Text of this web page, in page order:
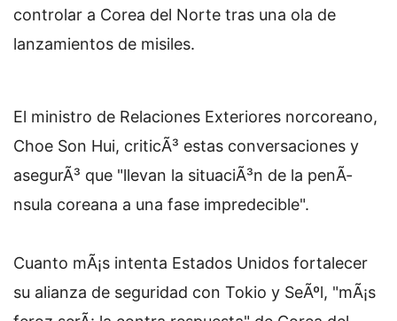
controlar a Corea del Norte tras una ola de
lanzamientos de misiles.
El ministro de Relaciones Exteriores norcoreano,
Choe Son Hui, criticÃ³ estas conversaciones y
asegurÃ³ que "llevan la situaciÃ³n de la penÃ­
nsula coreana a una fase impredecible".
Cuanto mÃ¡s intenta Estados Unidos fortalecer
su alianza de seguridad con Tokio y SeÃºl, "mÃ¡s